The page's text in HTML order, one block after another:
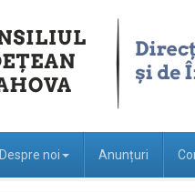
Despre noi Anunțuri